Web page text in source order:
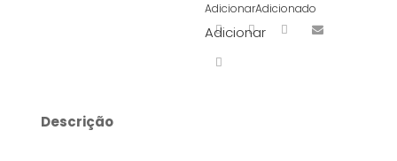
PMU
Perma
Blend
AdicionarAdicionado
Adicionar
Descrição